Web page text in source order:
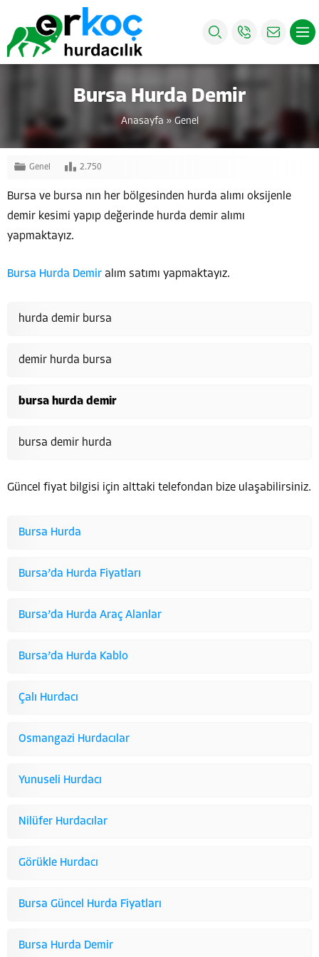
Bursa Hurda Demir
Anasayfa » Genel
Genel 2.750
Bursa ve bursa nın her bölgesinden hurda alımı oksijenle
demir kesimi yapıp değerinde hurda demir alımı
yapmaktayız.
Bursa Hurda Demir alım satımı yapmaktayız.
hurda demir bursa
demir hurda bursa
bursa hurda demir
bursa demir hurda
Güncel fiyat bilgisi için alttaki telefondan bize ulaşabilirsiniz.
Bursa Hurda
Bursa’da Hurda Fiyatları
Bursa’da Hurda Araç Alanlar
Bursa’da Hurda Kablo
Çalı Hurdacı
Osmangazi Hurdacılar
Yunuseli Hurdacı
Nilüfer Hurdacılar
Görükle Hurdacı
Bursa Güncel Hurda Fiyatları
Bursa Hurda Demir